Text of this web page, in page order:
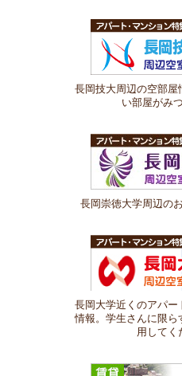
長岡技大周辺の空部
い部屋がみ
長岡崇徳大学周辺の
長岡大学近くのアパー
情報。学生さんに限
用してく